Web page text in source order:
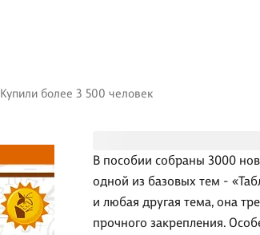
В пособии собраны 3000
одной из базовых тем -
и любая другая тема, она
прочного закрепления.
Купили более 3 500 человек